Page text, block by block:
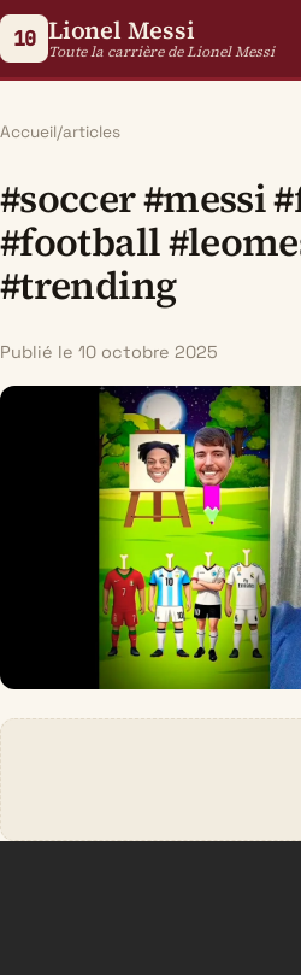
10 Lionel Messi
Toute la carrière de Lionel Messi
Accueil/articles
#soccer #messi
#football
#trending
Publié le 10 octobre 2025